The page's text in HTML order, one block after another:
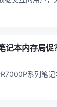
据，虽暂不能
记本内存局